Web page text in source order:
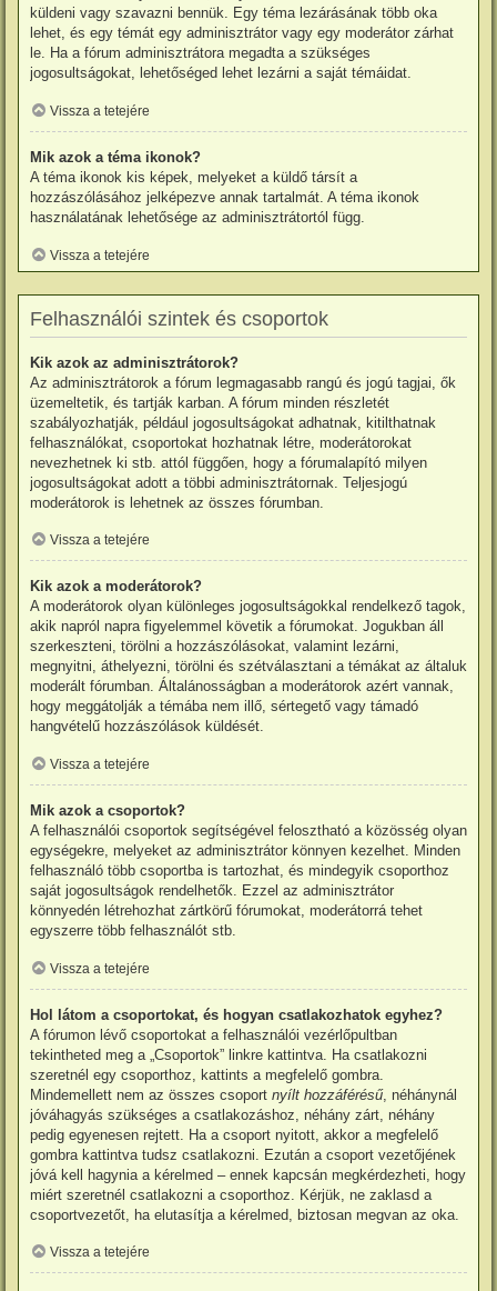
küldeni vagy szavazni bennük. Egy téma lezárásának több oka
lehet, és egy témát egy adminisztrátor vagy egy moderátor zárhat
le. Ha a fórum adminisztrátora megadta a szükséges
jogosultságokat, lehetőséged lehet lezárni a saját témáidat.
Vissza a tetejére
Mik azok a téma ikonok?
A téma ikonok kis képek, melyeket a küldő társít a
hozzászólásához jelképezve annak tartalmát. A téma ikonok
használatának lehetősége az adminisztrátortól függ.
Vissza a tetejére
Felhasználói szintek és csoportok
Kik azok az adminisztrátorok?
Az adminisztrátorok a fórum legmagasabb rangú és jogú tagjai, ők
üzemeltetik, és tartják karban. A fórum minden részletét
szabályozhatják, például jogosultságokat adhatnak, kitilthatnak
felhasználókat, csoportokat hozhatnak létre, moderátorokat
nevezhetnek ki stb. attól függően, hogy a fórumalapító milyen
jogosultságokat adott a többi adminisztrátornak. Teljesjogú
moderátorok is lehetnek az összes fórumban.
Vissza a tetejére
Kik azok a moderátorok?
A moderátorok olyan különleges jogosultságokkal rendelkező tagok,
akik napról napra figyelemmel követik a fórumokat. Jogukban áll
szerkeszteni, törölni a hozzászólásokat, valamint lezárni,
megnyitni, áthelyezni, törölni és szétválasztani a témákat az általuk
moderált fórumban. Általánosságban a moderátorok azért vannak,
hogy meggátolják a témába nem illő, sértegető vagy támadó
hangvételű hozzászólások küldését.
Vissza a tetejére
Mik azok a csoportok?
A felhasználói csoportok segítségével felosztható a közösség olyan
egységekre, melyeket az adminisztrátor könnyen kezelhet. Minden
felhasználó több csoportba is tartozhat, és mindegyik csoporthoz
saját jogosultságok rendelhetők. Ezzel az adminisztrátor
könnyedén létrehozhat zártkörű fórumokat, moderátorrá tehet
egyszerre több felhasználót stb.
Vissza a tetejére
Hol látom a csoportokat, és hogyan csatlakozhatok egyhez?
A fórumon lévő csoportokat a felhasználói vezérlőpultban
tekintheted meg a „Csoportok” linkre kattintva. Ha csatlakozni
szeretnél egy csoporthoz, kattints a megfelelő gombra.
Mindemellett nem az összes csoport nyílt hozzáférésű, néhánynál
jóváhagyás szükséges a csatlakozáshoz, néhány zárt, néhány
pedig egyenesen rejtett. Ha a csoport nyitott, akkor a megfelelő
gombra kattintva tudsz csatlakozni. Ezután a csoport vezetőjének
jóvá kell hagynia a kérelmed – ennek kapcsán megkérdezheti, hogy
miért szeretnél csatlakozni a csoporthoz. Kérjük, ne zaklasd a
csoportvezetőt, ha elutasítja a kérelmed, biztosan megvan az oka.
Vissza a tetejére